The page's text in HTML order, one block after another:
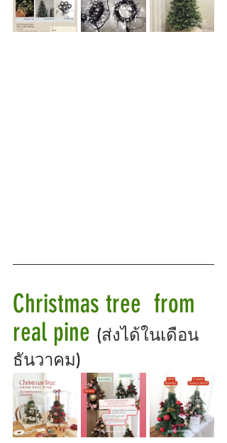
Christmas tree  from
real pine (ส่งได้ในเดือน
ธันวาคม)